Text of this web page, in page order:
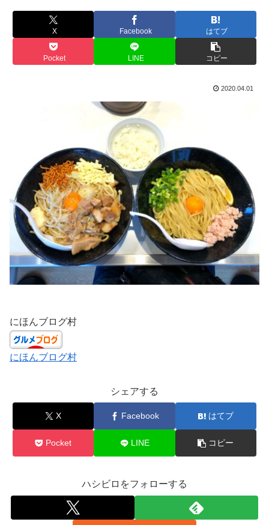
X Facebook はてブ
Pocket LINE コピー
2020.04.01
にほんブログ村
にほんブログ村
シェアする
X Facebook はてブ
Pocket LINE コピー
ハシビロをフォローする